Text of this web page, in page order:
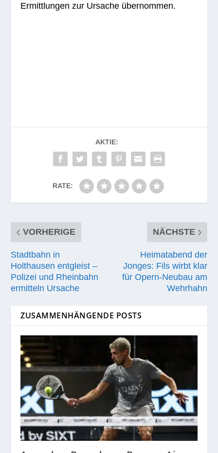
Ermitt­lun­gen zur Ursa­che übernommen.
AKTIE:
RATE:
VORHERIGE
Stadtbahn in
Holthausen entgleist –
Polizei und Rheinbahn
ermitteln Ursache
NÄCHSTE
Heimatabend der
Jonges: Fils wirbt klar
für Opern-Neubau am
Wehrhahn
ZUSAMMENHÄNGENDE POSTS